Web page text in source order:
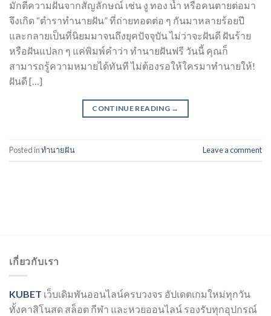
มักตีความฝันจากสัญลักษณ์ เช่น งู ทอง น้ำ หรือคนตายต่อมา
จึงเกิด “ตำราทำนายฝัน” ที่ถ่ายทอดต่อ ๆ กันมาหลายร้อยปี
และกลายเป็นที่นิยมมาจนถึงยุคปัจจุบัน ไม่ว่าจะฝันดี ฝันร้าย
หรือฝันแปลก ๆ แค่พิมพ์คำว่า ทำนายฝันฟรี วันนี้ คุณก็
สามารถรู้ความหมายได้ทันที ไม่ต้องรอให้ใครมาทำนายให้!
ฝันดี […]
CONTINUE READING →
Posted inทำนายฝัน Leave a comment
เกี่ยวกับเรา
KUBET เว็บเดิมพันออนไลน์ครบวงจร อัปเดตเกมใหม่ทุกวัน
ทั้งคาสิโนสด สล็อต กีฬา และหวยออนไลน์ รองรับทุกอุปกรณ์